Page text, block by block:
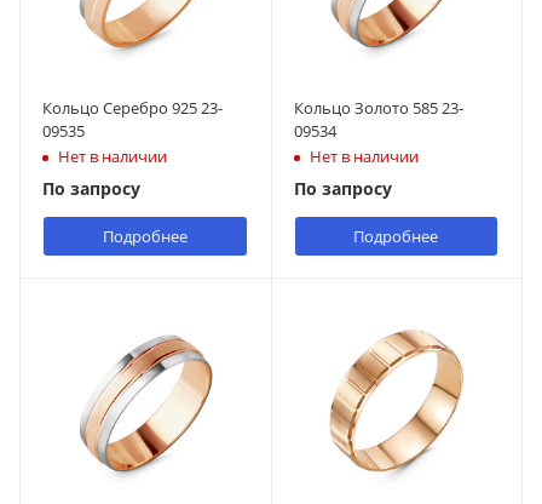
Кольцо Серебро 925 23-
09535
Нет в наличии
По запросу
Подробнее
Кольцо Золото 585 23-
09534
Нет в наличии
По запросу
Подробнее